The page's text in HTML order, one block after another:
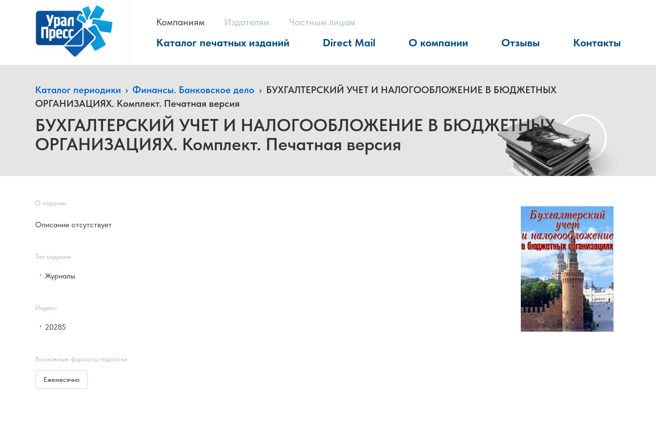
Компаниям Издателям Частным лицам
Каталог печатных изданий Direct Mail О компании Отзывы Контакты
Каталог периодики › Финансы. Банковское дело › БУХГАЛТЕРСКИЙ УЧЕТ И НАЛОГООБЛОЖЕНИЕ В БЮДЖЕТНЫХ
ОРГАНИЗАЦИЯХ. Комплект. Печатная версия
БУХГАЛТЕРСКИЙ УЧЕТ И НАЛОГООБЛОЖЕНИЕ В БЮДЖЕТНЫХ
ОРГАНИЗАЦИЯХ. Комплект. Печатная версия
О издании
Описание отсутствует
Тип издания
Журналы
Индекс
20285
Возможные форматы подписки
Ежемесячно